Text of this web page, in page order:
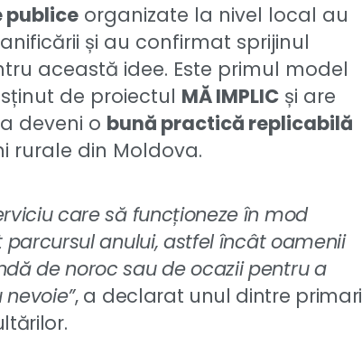
publice organizate la nivel local au
și au confirmat sprijinul
această idee. Este primul model
de proiectul MĂ IMPLIC și are
deveni o bună practică replicabilă
rurale din Moldova.
care să funcționeze în mod
anului, astfel încât oamenii
de noroc sau de ocazii pentru a
, a declarat unul dintre primari